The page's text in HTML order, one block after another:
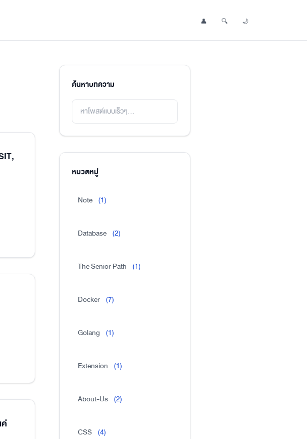
Profile
👤 Search Post
🔍 Toggle Dark Mode
🌙
ค้นหาบทความ
หมวดหมู่
Note (1)
Database (2)
The Senior Path (1)
Docker (7)
Golang (1)
Extension (1)
About-Us (2)
CSS (4)